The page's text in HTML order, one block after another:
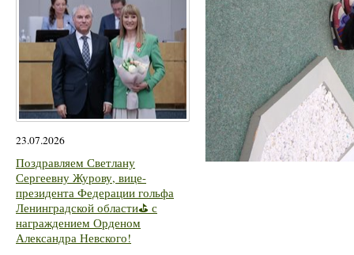
23.07.2026
Поздравляем Светлану
Сергеевну Журову, вице-
президента Федерации гольфа
Ленинградской области⛳ с
награждением Орденом
Александра Невского!